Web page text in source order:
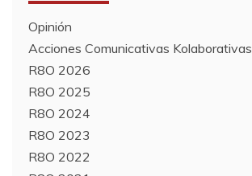
Opinión
Acciones Comunicativas Kolaborativas
R8O 2026
R8O 2025
R8O 2024
R8O 2023
R8O 2022